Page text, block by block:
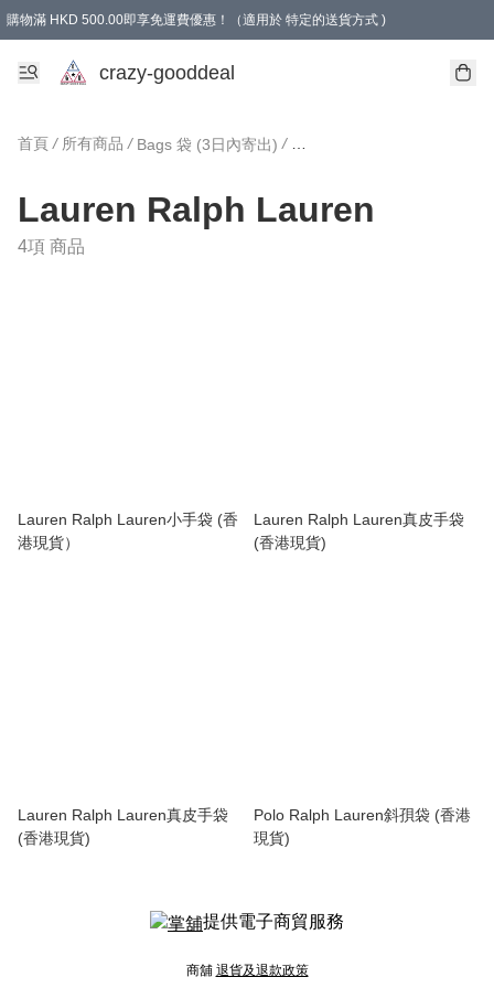
購物滿 HKD 500.00即享免運費優惠！（適用於 特定的送貨方式 )
成為會員可享免費禮品
crazy-gooddeal
首頁 / 所有商品 / Bags 袋 (3日內寄出) /
Lauren Ralph Lauren
4項 商品
Lauren Ralph Lauren小手袋 (香
港現貨）
Lauren Ralph Lauren真皮手袋
(香港現貨)
Lauren Ralph Lauren真皮手袋
(香港現貨)
Polo Ralph Lauren斜孭袋 (香港
現貨)
提供電子商貿服務
商舖 退貨及退款政策